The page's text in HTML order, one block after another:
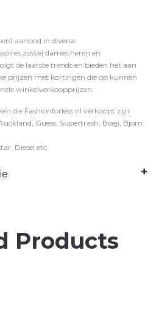
aanbod in diverse
dames,heren en
de laatste trends en bieden het aan
prijzen met kortingen die op kunnen
winkelverkoopprijzen.
die Fashionforless.nl verkoopt zijn:
Guess, Supertrash, Boeji, Bjorn
Diesel etc.
Products